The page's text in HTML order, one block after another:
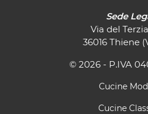
Sede
Via del
36016 Thiene
© 2026 - P.IVA
Cucine
Cucine